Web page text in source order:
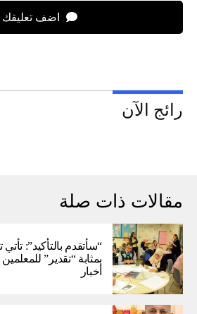
اضف تعليقك
رائج الآن
مقالات ذات صلة
“سأتقدم بالتأكيد”:
بمثابة “تقدير”
أخبار